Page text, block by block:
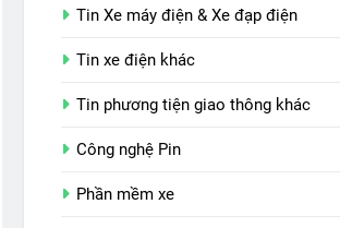
Tin Xe máy điện & Xe đạp điện
Tin xe điện khác
Tin phương tiện giao thông khác
Công nghệ Pin
Phần mềm xe